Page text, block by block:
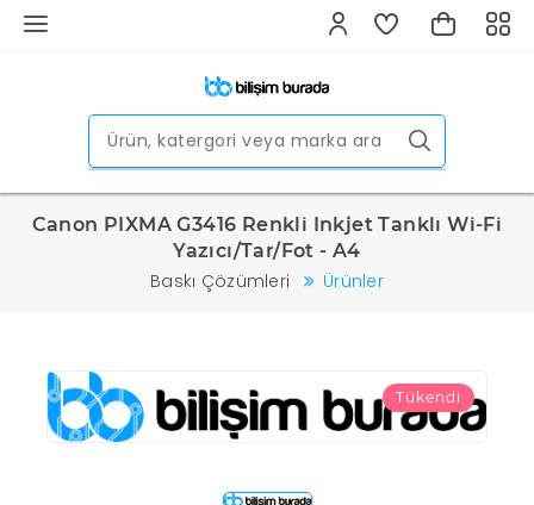
Canon PIXMA G3416 Renkli Inkjet Tanklı Wi-Fi
Yazıcı/Tar/Fot - A4
Baskı Çözümleri Ürünler
Tükendi